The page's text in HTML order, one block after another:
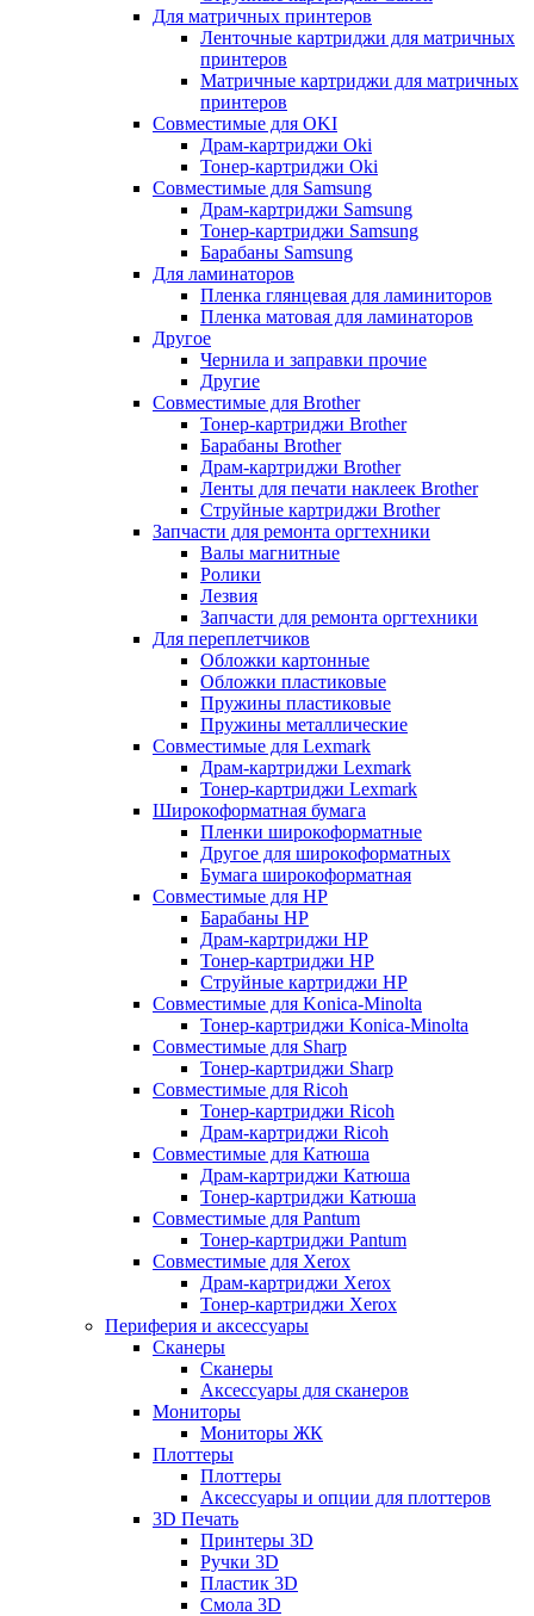
Для матричных принтеров
Ленточные картриджи для матричных
принтеров
Матричные картриджи для матричных
принтеров
Совместимые для OKI
Драм-картриджи Oki
Тонер-картриджи Oki
Совместимые для Samsung
Драм-картриджи Samsung
Тонер-картриджи Samsung
Барабаны Samsung
Для ламинаторов
Пленка глянцевая для ламиниторов
Пленка матовая для ламинаторов
Другое
Чернила и заправки прочие
Другие
Совместимые для Brother
Тонер-картриджи Brother
Барабаны Brother
Драм-картриджи Brother
Ленты для печати наклеек Brother
Струйные картриджи Brother
Запчасти для ремонта оргтехники
Валы магнитные
Ролики
Лезвия
Запчасти для ремонта оргтехники
Для переплетчиков
Обложки картонные
Обложки пластиковые
Пружины пластиковые
Пружины металлические
Совместимые для Lexmark
Драм-картриджи Lexmark
Тонер-картриджи Lexmark
Широкоформатная бумага
Пленки широкоформатные
Другое для широкоформатных
Бумага широкоформатная
Совместимые для HP
Барабаны HP
Драм-картриджи HP
Тонер-картриджи HP
Струйные картриджи HP
Совместимые для Konica-Minolta
Тонер-картриджи Konica-Minolta
Совместимые для Sharp
Тонер-картриджи Sharp
Совместимые для Ricoh
Тонер-картриджи Ricoh
Драм-картриджи Ricoh
Совместимые для Катюша
Драм-картриджи Катюша
Тонер-картриджи Катюша
Совместимые для Pantum
Тонер-картриджи Pantum
Совместимые для Xerox
Драм-картриджи Xerox
Тонер-картриджи Xerox
Периферия и аксессуары
Сканеры
Сканеры
Аксессуары для сканеров
Мониторы
Мониторы ЖК
Плоттеры
Плоттеры
Аксессуары и опции для плоттеров
3D Печать
Принтеры 3D
Ручки 3D
Пластик 3D
Смола 3D